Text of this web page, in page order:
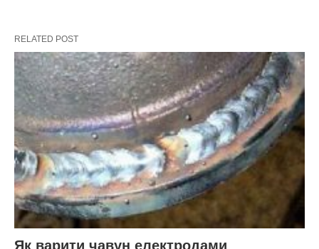
RELATED POST
Як варити чавун електродами